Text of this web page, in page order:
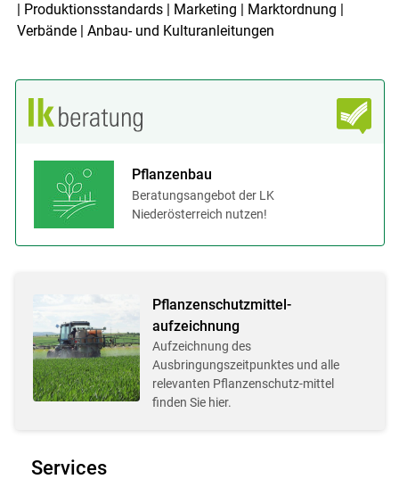
| Produktionsstandards | Marketing | Marktordnung |
Verbände | Anbau- und Kulturanleitungen
Pflanzenbau
Beratungsangebot der LK
Niederösterreich nutzen!
Pflanzenschutzmittel-
aufzeichnung
Aufzeichnung des
Ausbringungszeitpunktes und alle
relevanten Pflanzenschutz-mittel
finden Sie hier.
Services